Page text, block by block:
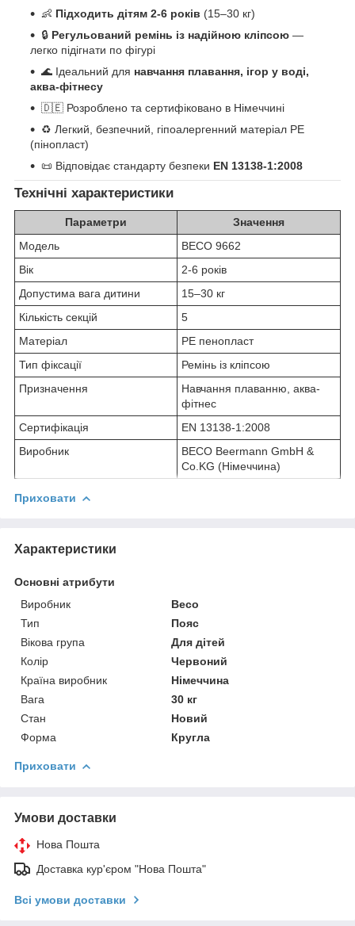
👶 Підходить дітям 2-6 років (15–30 кг)
🔒 Регульований ремінь із надійною кліпсою —
легко підігнати по фігурі
🌊 Ідеальний для навчання плавання, ігор у воді,
аква-фітнесу
🇩🇪 Розроблено та сертифіковано в Німеччині
♻ Легкий, безпечний, гіпоалергенний матеріал PE
(пінопласт)
📜 Відповідає стандарту безпеки EN 13138-1:2008
Технічні характеристики
Параметри
Значення
Модель
BECO 9662
Вік
2-6 років
Допустима вага дитини
15–30 кг
Кількість секцій
5
Матеріал
PE пенопласт
Тип фіксації
Ремінь із кліпсою
Призначення
Навчання плаванню, аква-
фітнес
Сертифікація
EN 13138-1:2008
Виробник
BECO Beermann GmbH &
Co.KG (Німеччина)
Приховати
Характеристики
Основні атрибути
Виробник
Beco
Тип
Пояс
Вікова група
Для дітей
Колір
Червоний
Країна виробник
Німеччина
Вага
30 кг
Стан
Новий
Форма
Кругла
Приховати
Умови доставки
Нова Пошта
Доставка кур'єром "Нова Пошта"
Всі умови доставки